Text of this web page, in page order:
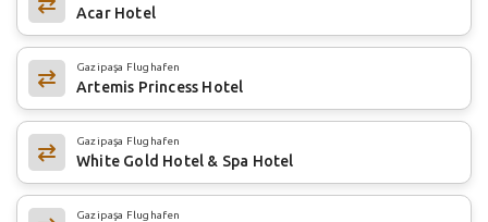
Acar Hotel
Gazipaşa Flughafen
Artemis Princess Hotel
Gazipaşa Flughafen
White Gold Hotel & Spa Hotel
Gazipaşa Flughafen